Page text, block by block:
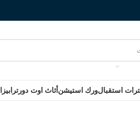
استقبالورك استيشنأثاث اوت دور